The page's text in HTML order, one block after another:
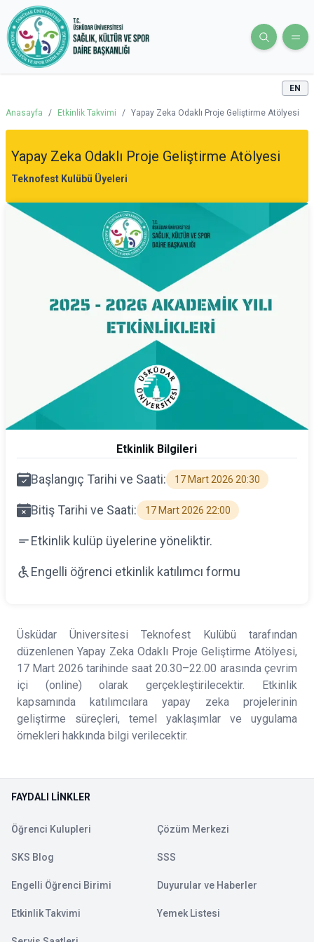
EN
Anasayfa / Etkinlik Takvimi / Yapay Zeka Odaklı Proje Geliştirme Atölyesi
Yapay Zeka Odaklı Proje Geliştirme Atölyesi
Teknofest Kulübü Üyeleri
Etkinlik Bilgileri
Başlangıç Tarihi ve Saati: 17 Mart 2026 20:30
Bitiş Tarihi ve Saati: 17 Mart 2026 22:00
Etkinlik kulüp üyelerine yöneliktir.
Engelli öğrenci etkinlik katılımcı formu
Üsküdar Üniversitesi Teknofest Kulübü tarafından
düzenlenen Yapay Zeka Odaklı Proje Geliştirme Atölyesi,
17 Mart 2026 tarihinde saat 20.30–22.00 arasında çevrim
içi (online) olarak gerçekleştirilecektir. Etkinlik
kapsamında katılımcılara yapay zeka projelerinin
geliştirme süreçleri, temel yaklaşımlar ve uygulama
örnekleri hakkında bilgi verilecektir.
FAYDALI LINKLER
Öğrenci Kulupleri Çözüm Merkezi
SKS Blog SSS
Engelli Öğrenci Birimi Duyurular ve Haberler
Etkinlik Takvimi Yemek Listesi